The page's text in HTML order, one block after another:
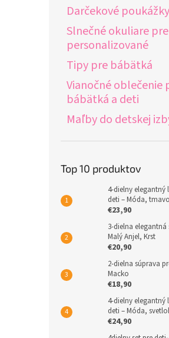
Darčekové poukážky
Slnečné okuliare
personalizované
Tipy pre bábätká
Vianočné oblečenie
bábätká a deti
Maľby do detskej
Top 10 produktov
4-dielny elegantný
deti – Móda,
€23,90
3-dielna elegantná
Malý Anjel, Krst
€20,90
2-dielna súprava
Macko
€18,90
4-dielny elegantný
deti – Móda,
€24,90